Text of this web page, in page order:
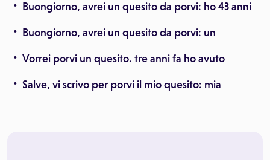
Buongiorno, avrei un quesito da porvi: ho 43 anni
Buongiorno, avrei un quesito da porvi: un
Vorrei porvi un quesito. tre anni fa ho avuto
Salve, vi scrivo per porvi il mio quesito: mia